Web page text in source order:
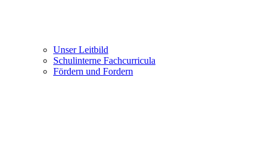
Unser Leitbild
Schulinterne Fachcurricula
Fördern und Fordern